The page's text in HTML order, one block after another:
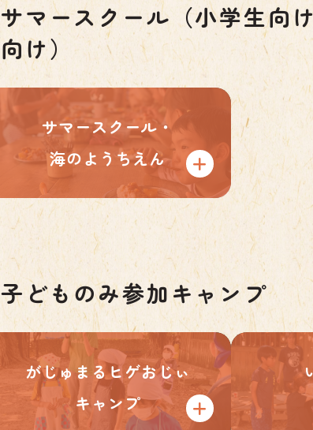
サマースクール（小学生向
向け）
サマースクール・
海のようちえん
子どものみ参加キャンプ
がじゅまるヒゲおじぃ
キャンプ